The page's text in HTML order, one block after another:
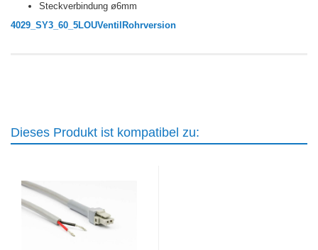
Steckverbindung ø6mm
4029_SY3_60_5LOUVentilRohrversion
Dieses Produkt ist kompatibel zu: